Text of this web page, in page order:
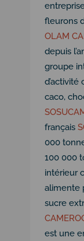
fleurons
OLAM
depuis
groupe
caco,
français
000
100 000
intérieur
alimente
sucre
est une